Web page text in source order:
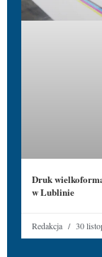
Druk
w Lublinie
Redakcja 30